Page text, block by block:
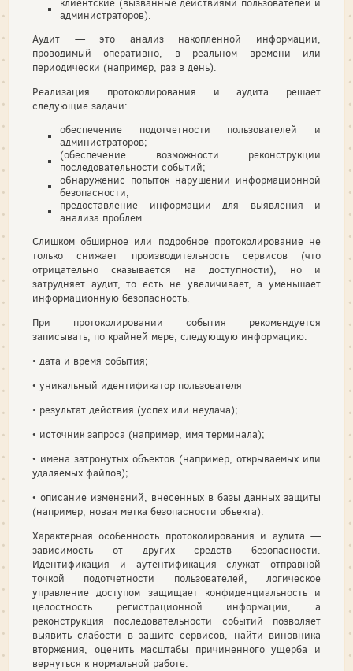
администраторов).
Аудит — это анализ накопленной информации,
проводимый оперативно, в реальном времени или
периодически (например, раз в день).
Реализация протоколирования и аудита решает
следующие задачи:
обеспечение подотчетности пользователей и
администраторов;
(обеспечение возможности реконструкции
последовательности событий;
о6наруженис попыток нарушении информационной
безопасности;
предоставление информации для выявления и
анализа проблем.
Слишком обширное или подробное протоколирование не
только снижает производительность сервисов (что
отрицательно сказывается на доступности), но и
затрудняет аудит, то есть не увеличивает, а уменьшает
информационную безопасность.
При протоколировании события рекомендуется
записывать, по крайней мере, следующую информацию:
• дата и время события;
• уникальный идентификатор пользователя
• результат действия (успех или неудача);
• источник запроса (например, имя терминала);
• имена затронутых объектов (например, открываемых или
удаляемых файлов);
• описание изменений, внесенных в базы данных защиты
(например, новая метка безопасности объекта).
Характерная особенность протоколирования и аудита —
зависимость от других средств безопасности.
Идентификация и аутентификация служат отправной
точкой подотчетности пользователей, логическое
управление доступом защищает конфиденциальность и
целостность регистрационной информации, а
реконструкция последовательности событий позволяет
выявить слабости в защите сервисов, найти виновника
вторжения, оценить масштабы причиненного ущерба и
вернуться к нормальной работе.